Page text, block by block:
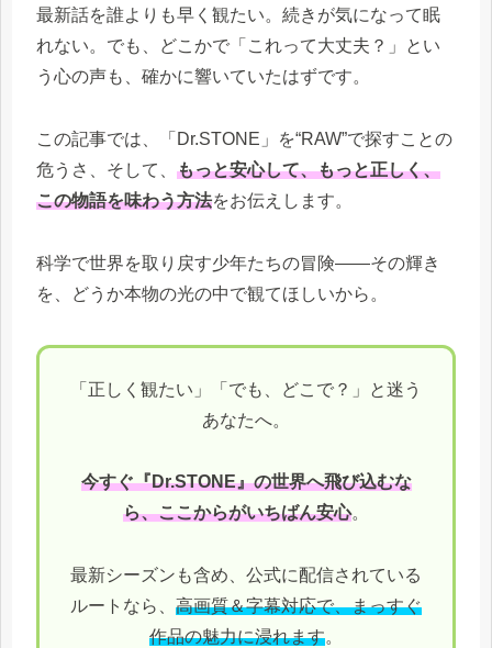
最新話を誰よりも早く観たい。続きが気になって眠
れない。でも、どこかで「これって大丈夫？」とい
う心の声も、確かに響いていたはずです。
この記事では、「Dr.STONE」を“RAW”で探すことの
危うさ、そして、 もっと安心して、もっと正しく、
この物語を味わう方法をお伝えします。
科学で世界を取り戻す少年たちの冒険――その輝き
を、どうか本物の光の中で観てほしいから。
「正しく観たい」「でも、どこで？」と迷う
あなたへ。
今すぐ『Dr.STONE』の世界へ飛び込むな
ら、ここからがいちばん安心。
最新シーズンも含め、公式に配信されている
ルートなら、 高画質＆字幕対応で、まっすぐ
作品の魅力に浸れます。